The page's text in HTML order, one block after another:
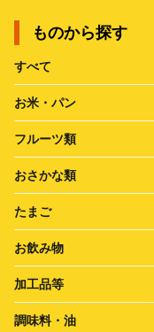
ものから探す
すべて
お米・パン
フルーツ類
おさかな類
たまご
お飲み物
加工品等
調味料・油